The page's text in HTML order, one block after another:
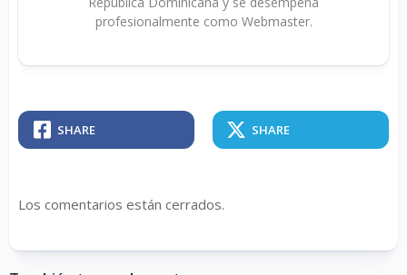
profesionalmente como Webmaster.
SHARE SHARE
Los comentarios están cerrados.